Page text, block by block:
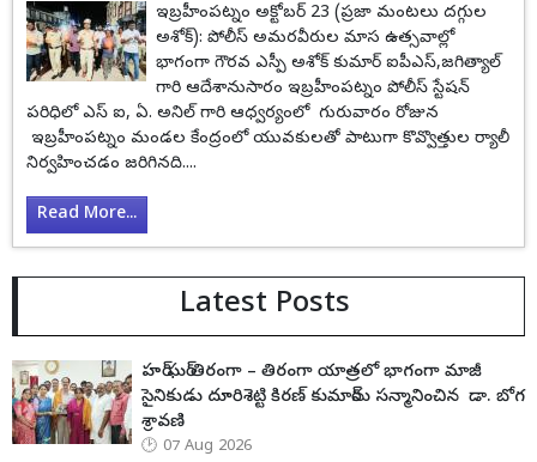
ఇబ్రహీంపట్నం అక్టోబర్ 23 (ప్రజా మంటలు దగ్గుల
అశోక్): పోలీస్ అమరవీరుల మాస ఉత్సవాల్లో
భాగంగా గౌరవ ఎస్పీ అశోక్ కుమార్ ఐపీఎస్,జగిత్యాల్
గారి ఆదేశానుసారం ఇబ్రహీంపట్నం పోలీస్ స్టేషన్
పరిధిలో ఎస్ ఐ, ఏ. అనిల్ గారి ఆధ్వర్యంలో గురువారం రోజున
ఇబ్రహీంపట్నం మండల కేంద్రంలో యువకులతో పాటుగా కొవ్వొత్తుల ర్యాలీ
నిర్వహించడం జరిగినది....
Read More...
Latest Posts
హర్ ఘర్ తిరంగా – తిరంగా యాత్రలో భాగంగా మాజీ
సైనికుడు దూరిశెట్టి కిరణ్ కుమార్‌ను సన్మానించిన డా. బోగ
శ్రావణి
07 Aug 2026